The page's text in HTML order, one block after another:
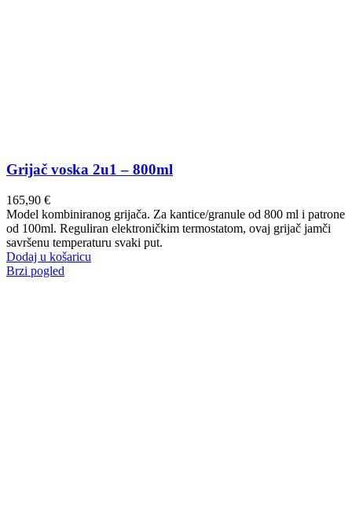
Grijač voska 2u1 – 800ml
165,90 €
Model kombiniranog grijača. Za kantice/granule od 800 ml i patrone
od 100ml. Reguliran elektroničkim termostatom, ovaj grijač jamči
savršenu temperaturu svaki put.
Dodaj u košaricu
Brzi pogled